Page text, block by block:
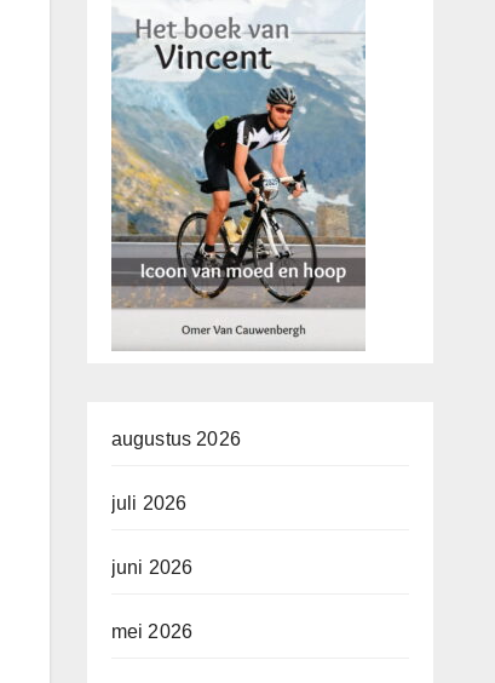
augustus 2026
juli 2026
juni 2026
mei 2026